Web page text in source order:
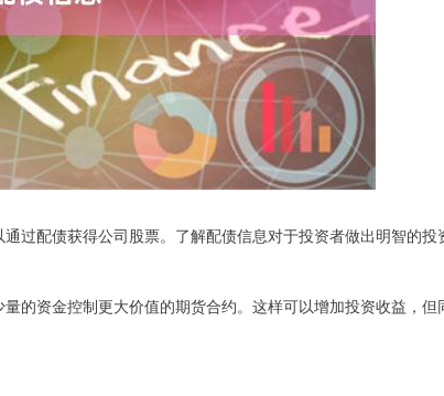
过配债获得公司股票。了解配债信息对于投资者做出明智的投
的资金控制更大价值的期货合约。这样可以增加投资收益，但